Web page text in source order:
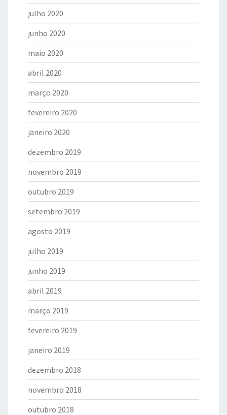
julho 2020
junho 2020
maio 2020
abril 2020
março 2020
fevereiro 2020
janeiro 2020
dezembro 2019
novembro 2019
outubro 2019
setembro 2019
agosto 2019
julho 2019
junho 2019
abril 2019
março 2019
fevereiro 2019
janeiro 2019
dezembro 2018
novembro 2018
outubro 2018